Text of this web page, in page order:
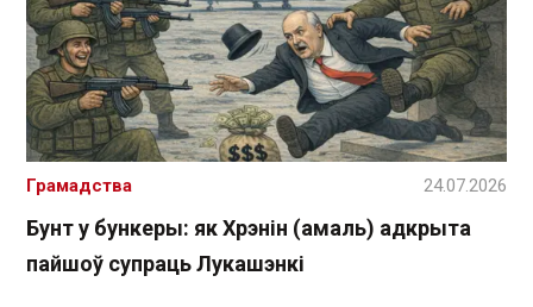
Бунт у бункеры: як Хрэнін (амаль) адкрыта
пайшоў супраць Лукашэнкі
Грамадства 24.07.2026